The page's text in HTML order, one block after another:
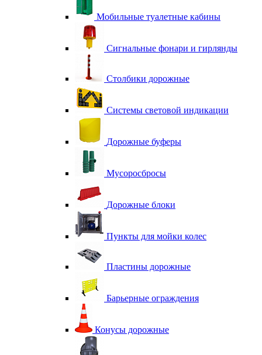
Мобильные туалетные кабины
Сигнальные фонари и гирлянды
Столбики дорожные
Системы световой индикации
Дорожные буферы
Мусоросбросы
Дорожные блоки
Пункты для мойки колес
Пластины дорожные
Барьерные ограждения
Конусы дорожные